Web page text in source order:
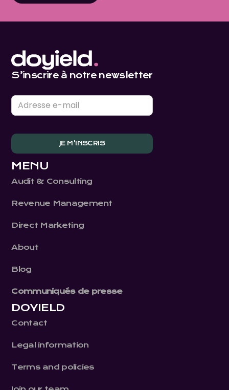
S’inscrire à notre newsletter
MENU
Audit & Consulting
Revenue Management
Direct Marketing
About
Blog
Communiqués de presse
DOYIELD
Contact
Legal information
Terms and policies